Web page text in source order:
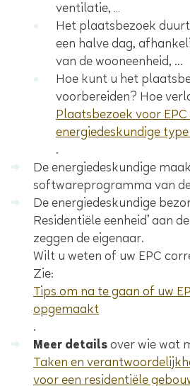
ventilatie, …
Het plaatsbezoek
een halve dag,
van de wooneenheid, ...
Hoe kunt u het
voorbereiden? Hoe
Plaatsbezoek voor
energiedeskundige
.
De energiedeskundige
softwareprogramma van
De energiedeskundige
Residentiële eenheid’ aan
zeggen de eigenaar.
Wilt u weten of uw EPC
Zie:
Tips om na te gaan of uw
opgemaakt
.
Meer detailsover wie wat
Taken en
voor een residentiële